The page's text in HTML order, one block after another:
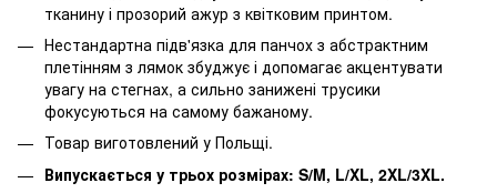
тканину і прозорий ажур з квітковим принтом.
Нестандартна підв'язка для панчох з абстрактним
плетінням з лямок збуджує і допомагає акцентувати
увагу на стегнах, а сильно занижені трусики
фокусуються на самому бажаному.
Товар виготовлений у Польщі.
Випускається у трьох розмірах: S/M, L/XL, 2XL/3XL.